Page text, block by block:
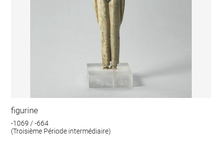
figurine
-1069 / -664
(Troisième Période intermédiaire)